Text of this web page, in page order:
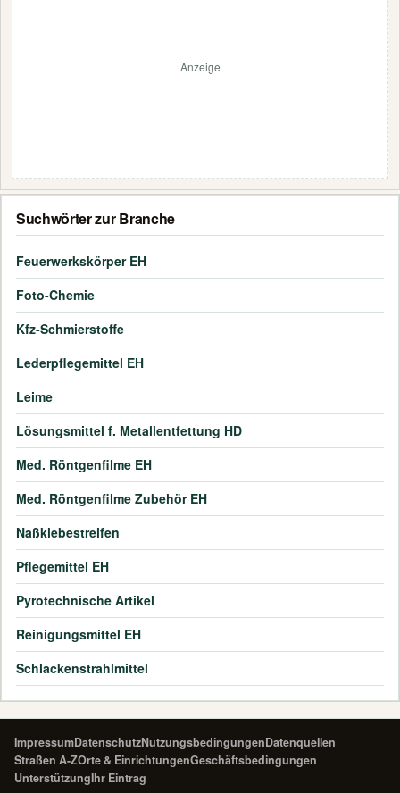
Anzeige
Suchwörter zur Branche
Feuerwerkskörper EH
Foto-Chemie
Kfz-Schmierstoffe
Lederpflegemittel EH
Leime
Lösungsmittel f. Metallentfettung HD
Med. Röntgenfilme EH
Med. Röntgenfilme Zubehör EH
Naßklebestreifen
Pflegemittel EH
Pyrotechnische Artikel
Reinigungsmittel EH
Schlackenstrahlmittel
ImpressumDatenschutzNutzungsbedingungenDatenquellen
Straßen A-ZOrte & EinrichtungenGeschäftsbedingungen
UnterstützungIhr Eintrag